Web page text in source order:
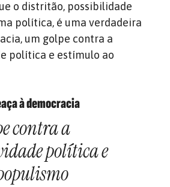
o distritão, possibilidade
política, é uma verdadeira
um golpe contra a
política e estímulo ao
à democracia
contra a
política e